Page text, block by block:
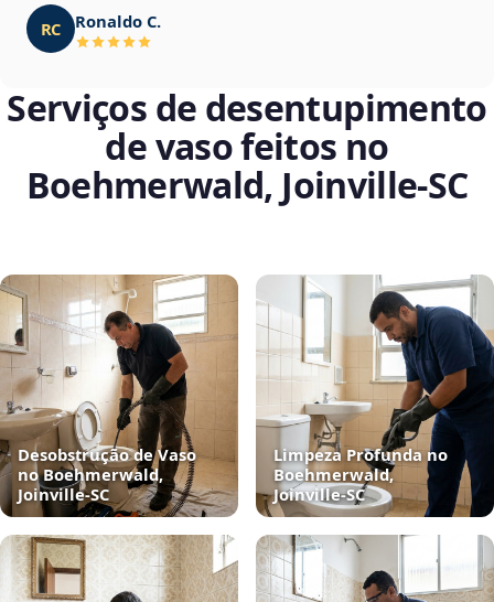
RC Ronaldo C.
Serviços de desentupimento
de vaso feitos no
Boehmerwald, Joinville‑SC
Desobstrução de Vaso
no Boehmerwald,
Joinville‑SC
Limpeza Profunda no
Boehmerwald,
Joinville‑SC